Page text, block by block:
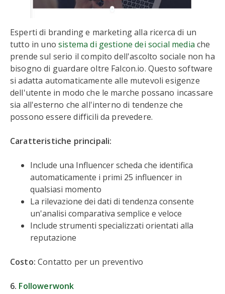
Esperti di branding e marketing alla ricerca di un
tutto in unosistema di gestione dei social media che
prende sul serio il compito dell'ascolto sociale non ha
bisogno di guardare oltre Falcon.io. Questo software
si adatta automaticamente alle mutevoli esigenze
dell'utente in modo che le marche possano incassare
sia all'esterno che all'interno di tendenze che
possono essere difficili da prevedere.
Caratteristiche principali:
Include una Influencer scheda che identifica
automaticamente i primi 25 influencer in
qualsiasi momento
La rilevazione dei dati di tendenza consente
un'analisi comparativa semplice e veloce
Include strumenti specializzati orientati alla
reputazione
Costo: Contatto per un preventivo
6. Followerwonk